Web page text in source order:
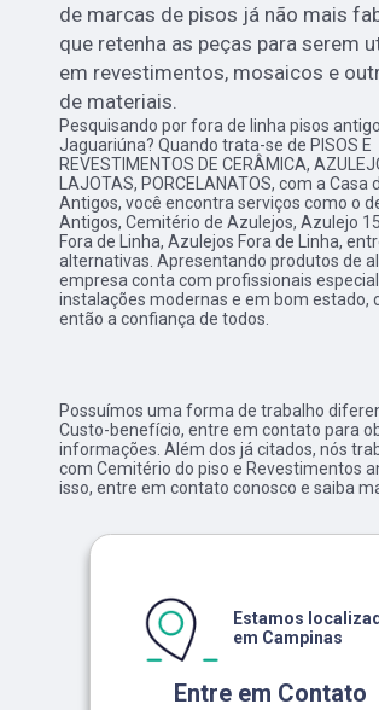
de marcas de pisos já não mais
que retenha as peças para serem
em revestimentos, mosaicos e
de materiais.
Pesquisando por fora de linha pisos
Jaguariúna? Quando trata-se de PISOS E
REVESTIMENTOS DE CERÂMICA,
LAJOTAS, PORCELANATOS, com a Casa
Antigos, você encontra serviços como o
Antigos, Cemitério de Azulejos, Azulejo
Fora de Linha, Azulejos Fora de Linha,
alternativas. Apresentando produtos de
empresa conta com profissionais
instalações modernas e em bom estado,
então a confiança de todos.
Possuímos uma forma de trabalho
Custo-benefício, entre em contato para
informações. Além dos já citados, nós
com Cemitério do piso e Revestimentos
isso, entre em contato conosco e saiba
Entre em Contato
Estamos
em Campinas